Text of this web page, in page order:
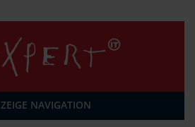
ZEIGE NAVIGATION